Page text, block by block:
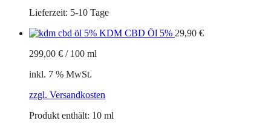
Lieferzeit: 5-10 Tage
KDM CBD Öl 5% 29,90 €
299,00 € / 100 ml
inkl. 7 % MwSt.
zzgl. Versandkosten
Produkt enthält: 10 ml